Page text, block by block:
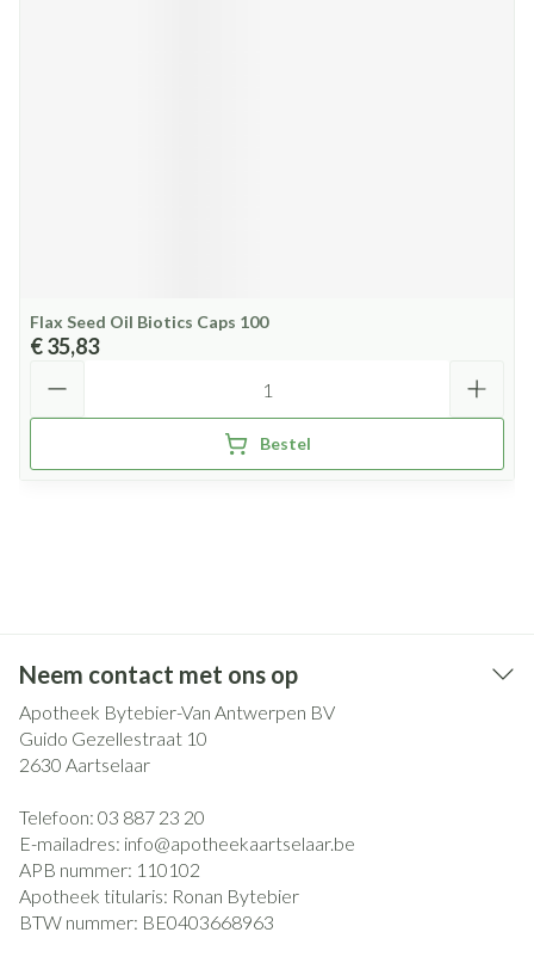
Flax Seed Oil Biotics Caps 100
€ 35,83
Bestel
Neem contact met ons op
Apotheek Bytebier-Van Antwerpen BV
Guido Gezellestraat 10
2630 Aartselaar
Telefoon: 03 887 23 20
E-mailadres: info@apotheekaartselaar.be
APB nummer: 110102
Apotheek titularis: Ronan Bytebier
BTW nummer: BE0403668963